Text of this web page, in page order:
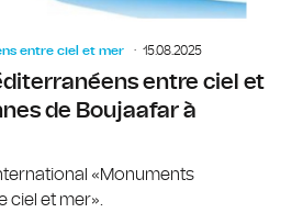
entre ciel et mer 15.08.2025
entre ciel et
de Boujaafar à
«Monuments
ciel et mer».